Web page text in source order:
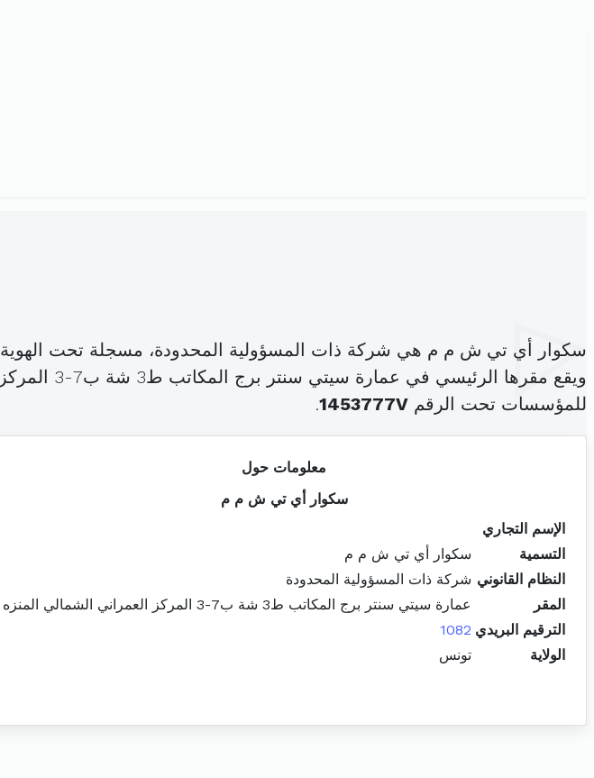
سكوار أي تي ش م م هي شركة ذات المسؤولية المحدودة، مسجلة تحت الهوية
ويقع مقرها الرئيسي في عمارة سيتي سنتر برج المكاتب ط3 شة ب7-3 المركز العمراني الشمالي المنزه (
للمؤسسات تحت الرقم 1453777V
.
معلومات حول
سكوار أي تي ش م م
الإسم التجاري
التسمية
سكوار أي تي ش م م
النظام القانوني شركة ذات المسؤولية المحدودة
المقر
عمارة سيتي سنتر برج المكاتب ط3 شة ب7-3 المركز العمراني الشمالي المنزه
الترقيم البريدي 1082
الولاية
تونس